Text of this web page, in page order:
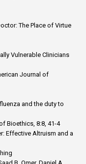
The Place of Virtue
Vulnerable Clinicians
Journal of
and the duty to
Bioethics, 8:8, 41-4
Effective Altruism and a